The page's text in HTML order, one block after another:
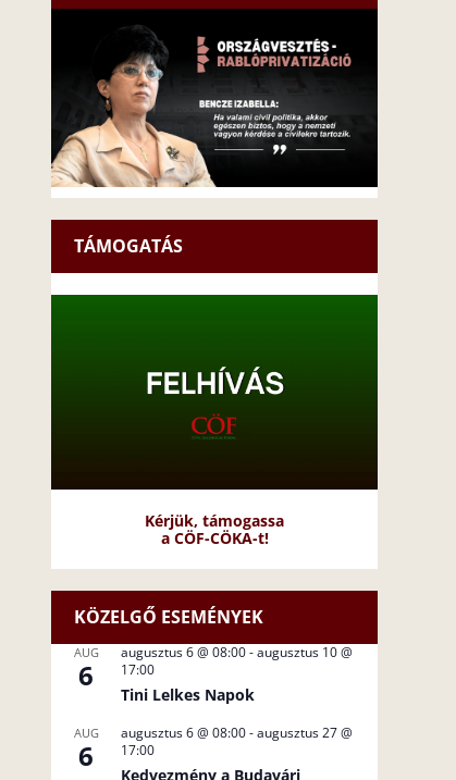
TÁMOGATÁS
Kérjük, támogassa
a CÖF-CÖKA-t!
KÖZELGŐ ESEMÉNYEK
AUG
6
augusztus 6 @ 08:00-augusztus 10 @
17:00
Tini Lelkes Napok
AUG
6
augusztus 6 @ 08:00-augusztus 27 @
17:00
Kedvezmény a Budavári